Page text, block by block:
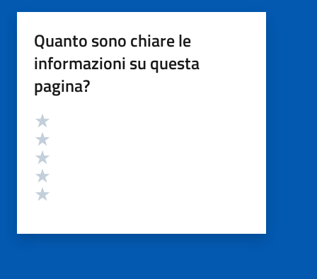
Quanto sono chiare le
informazioni su questa
pagina?
Valutazione